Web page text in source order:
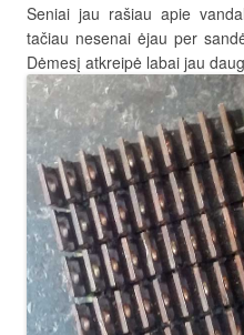
Seniai jau rašiau apie
tačiau nesenai ėjau per
Dėmesį atkreipė labai jau